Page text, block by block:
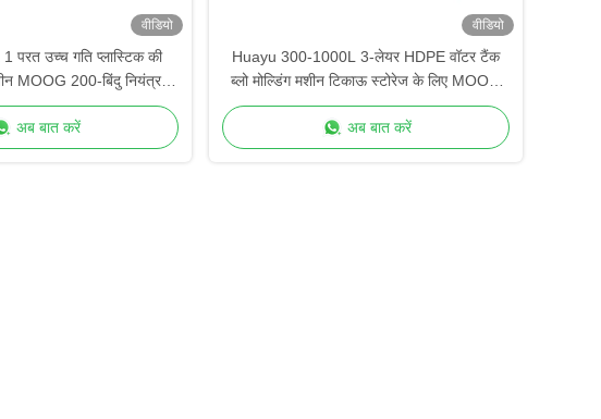
वीडियो
परत उच्च गति प्लास्टिक की
MOOG 200-बिंदु नियंत्रण
उत्पादन के लिए
अब बात करें
वीडियो
Huayu 300-1000L 3-लेयर HDPE वॉटर टैंक
ब्लो मोल्डिंग मशीन टिकाऊ स्टोरेज के लिए MOOG
200-प्वाइंट कंट्रोल
अब बात करें